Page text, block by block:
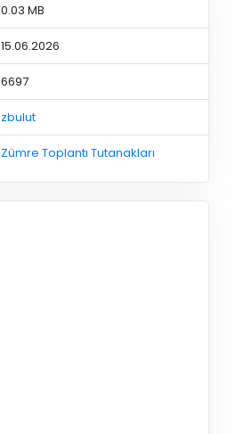
0.03 MB
15.06.2026
6697
zbulut
Zümre Toplantı Tutanakları